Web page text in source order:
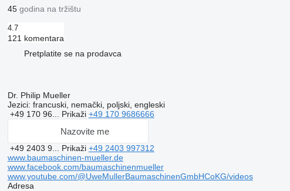
45godina na tržištu
4.7
121 komentara
Pretplatite se na prodavca
Dr. Philip Mueller
Jezici: francuski, nemački, poljski, engleski
+49 170 96... Prikaži +49 170 9686666
Nazovite me
+49 2403 9... Prikaži +49 2403 997312
www.baumaschinen-mueller.de
www.facebook.com/baumaschinenmueller
www.youtube.com/@UweMullerBaumaschinenGmbHCoKG/videos
Adresa